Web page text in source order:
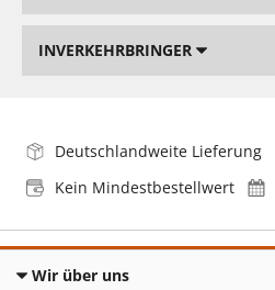
INVERKEHRBRINGER
Deutschlandweite Lieferung
Kein Mindestbestellwert
Wir über uns